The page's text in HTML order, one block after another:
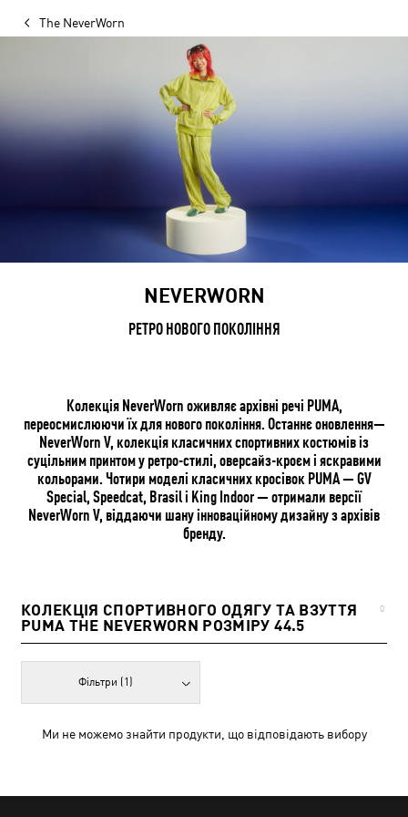
The NeverWorn
NEVERWORN
РЕТРО НОВОГО ПОКОЛІННЯ
Колекція NeverWorn оживляє архівні речі PUMA,
переосмислюючи їх для нового покоління. Останнє оновлення—
NeverWorn V, колекція класичних спортивних костюмів із
суцільним принтом у ретро-стилі, оверсайз-кроєм і яскравими
кольорами. Чотири моделі класичних кросівок PUMA — GV
Special, Speedcat, Brasil і King Indoor — отримали версії
NeverWorn V, віддаючи шану інноваційному дизайну з архівів
бренду.
КОЛЕКЦІЯ СПОРТИВНОГО ОДЯГУ ТА ВЗУТТЯ
PUMA THE NEVERWORN РОЗМІРУ 44.5
0
Фільтри (1)
Ми не можемо знайти продукти, що відповідають вибору